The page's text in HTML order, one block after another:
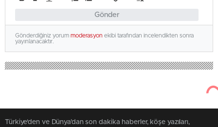
Gönder
Gönderdiğiniz yorum moderasyon ekibi tarafından incelendikten sonra
yayınlanacaktır.
Türkiye'den ve Dünya’dan son dakika haberler, köşe yazıları,